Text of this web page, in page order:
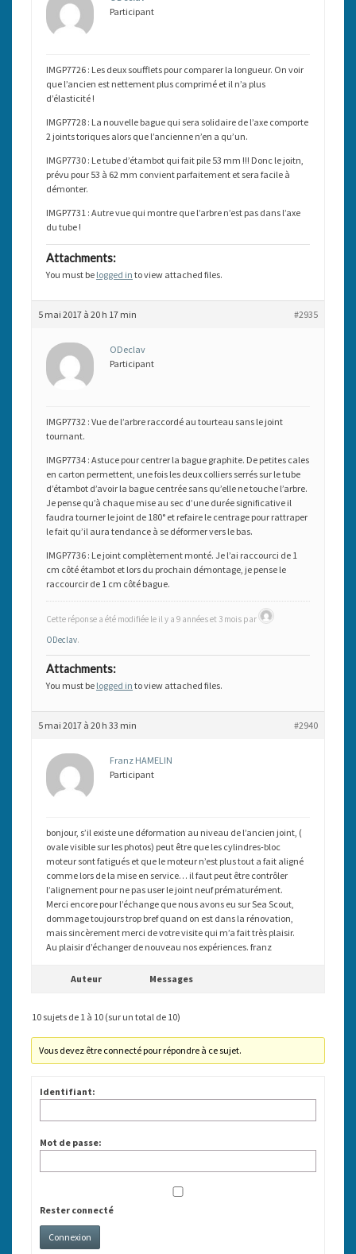
Participant
IMGP7726 : Les deux soufflets pour comparer la longueur. On voir
que l’ancien est nettement plus comprimé et il n’a plus
d’élasticité !
IMGP7728 : La nouvelle bague qui sera solidaire de l’axe comporte
2 joints toriques alors que l’ancienne n’en a qu’un.
IMGP7730 : Le tube d’étambot qui fait pile 53 mm !!! Donc le joitn,
prévu pour 53 à 62 mm convient parfaitement et sera facile à
démonter.
IMGP7731 : Autre vue qui montre que l’arbre n’est pas dans l’axe
du tube !
Attachments:
You must be logged in to view attached files.
5 mai 2017 à 20 h 17 min #2935
ODeclav
Participant
IMGP7732 : Vue de l’arbre raccordé au tourteau sans le joint
tournant.
IMGP7734 : Astuce pour centrer la bague graphite. De petites cales
en carton permettent, une fois les deux colliers serrés sur le tube
d’étambot d’avoir la bague centrée sans qu’elle ne touche l’arbre.
Je pense qu’à chaque mise au sec d’une durée significative il
faudra tourner le joint de 180° et refaire le centrage pour rattraper
le fait qu’il aura tendance à se déformer vers le bas.
IMGP7736 : Le joint complètement monté. Je l’ai raccourci de 1
cm côté étambot et lors du prochain démontage, je pense le
raccourcir de 1 cm côté bague.
Cette réponse a été modifiée le il y a 9 années et 3 mois par
ODeclav.
Attachments:
You must be logged in to view attached files.
5 mai 2017 à 20 h 33 min #2940
Franz HAMELIN
Participant
bonjour, s’il existe une déformation au niveau de l’ancien joint, (
ovale visible sur les photos) peut être que les cylindres-bloc
moteur sont fatigués et que le moteur n’est plus tout a fait aligné
comme lors de la mise en service… il faut peut être contrôler
l’alignement pour ne pas user le joint neuf prématurément.
Merci encore pour l’échange que nous avons eu sur Sea Scout,
dommage toujours trop bref quand on est dans la rénovation,
mais sincèrement merci de votre visite qui m’a fait très plaisir.
Au plaisir d’échanger de nouveau nos expériences. franz
Auteur Messages
10 sujets de 1 à 10 (sur un total de 10)
Vous devez être connecté pour répondre à ce sujet.
Identifiant:
Mot de passe:
Rester connecté
Connexion